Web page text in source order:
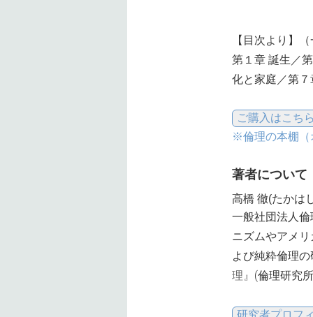
【目次より】（
第１章 誕生／
化と家庭／第７
※倫理の本棚（
著者について
高橋 徹(たかは
一般社団法人
ニズムやアメ
よび純粋倫理
理』 (倫理研究